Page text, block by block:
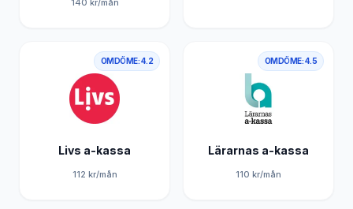
140 kr/mån
OMDÖME:4.2
Livs a-kassa
112 kr/mån
OMDÖME:4.5
Lärarnas a-kassa
110 kr/mån